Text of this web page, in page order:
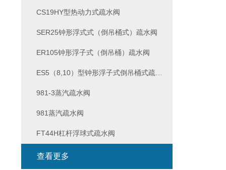
CS19HY型热动力式疏水阀
SER25钟形浮式式（倒吊桶式）疏水阀
ER105钟形浮子式（倒吊桶）疏水阀
ES5（8,10）型钟形浮子式倒吊桶式疏水阀
981-3蒸汽疏水阀
981蒸汽疏水阀
FT44H杠杆浮球式疏水阀
查看更多